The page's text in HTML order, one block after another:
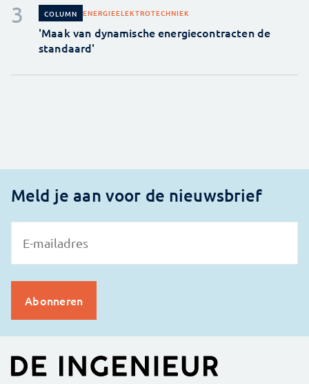
COLUMN ENERGIEELEKTROTECHNIEK
'Maak van dynamische energiecontracten de
standaard'
Meld je aan voor de nieuwsbrief